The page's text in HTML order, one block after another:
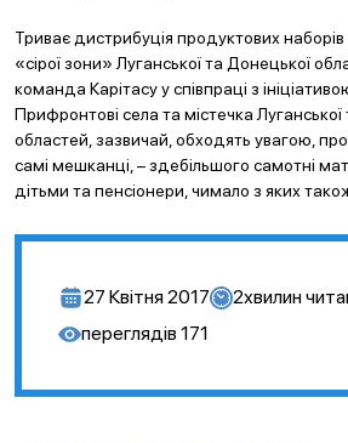
Триває дистрибуція продуктових
«сірої зони» Луганської та Донецької
команда Карітасу у співпраці з
Прифронтові села та містечка
областей, зазвичай, обходять увагою,
самі мешканці, – здебільшого самотні
дітьми та пенсіонери, чимало з яких
27 Квітня 2017 2хвилин
переглядів 171